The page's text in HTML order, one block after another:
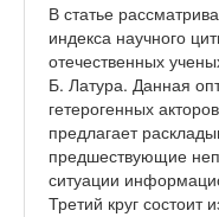
В статье
индекса научного
отечественных
Б. Латура. Данная
гетерогенных
предлагает
предшествующие
ситуации
Третий круг состоит